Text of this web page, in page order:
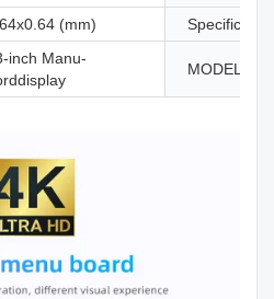
(mm) Specificatie
inch Manu-
MODEL